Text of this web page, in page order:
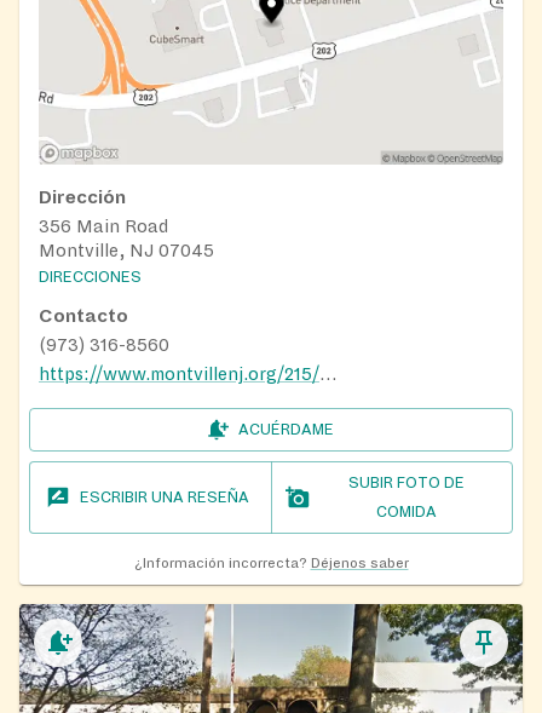
Dirección
356 Main Road
Montville, NJ 07045
DIRECCIONES
Contacto
(973) 316-8560
https://www.montvillenj.org/215/Senior-Citizens
ACUÉRDAME
ESCRIBIR UNA RESEÑA
SUBIR FOTO DE
COMIDA
¿Información incorrecta? Déjenos saber